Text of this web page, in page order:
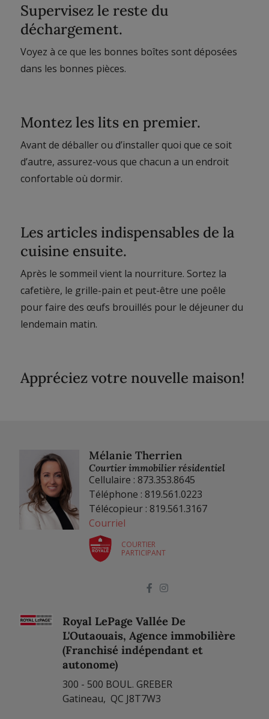
Supervisez le reste du
déchargement.
Voyez à ce que les bonnes boîtes sont déposées
dans les bonnes pièces.
Montez les lits en premier.
Avant de déballer ou d’installer quoi que ce soit
d’autre, assurez-vous que chacun a un endroit
confortable où dormir.
Les articles indispensables de la
cuisine ensuite.
Après le sommeil vient la nourriture. Sortez la
cafetière, le grille-pain et peut-être une poêle
pour faire des œufs brouillés pour le déjeuner du
lendemain matin.
Appréciez votre nouvelle maison!
Mélanie Therrien
Courtier immobilier résidentiel
Cellulaire : 873.353.8645
Téléphone : 819.561.0223
Télécopieur : 819.561.3167
Courriel
COURTIER
PARTICIPANT
Royal LePage Vallée De
L'Outaouais, Agence immobilière
(Franchisé indépendant et
autonome)
300 - 500 BOUL. GREBER
Gatineau, QC J8T7W3